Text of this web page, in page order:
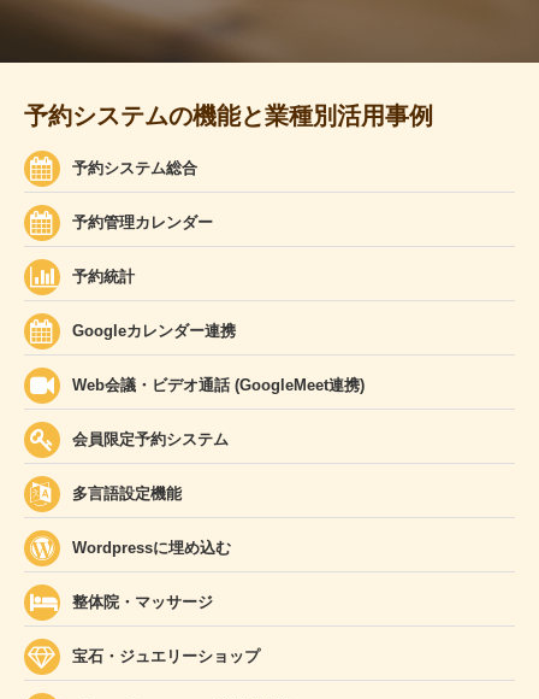
予約システムの機能と業種別活用事例
予約システム総合
予約管理カレンダー
予約統計
Googleカレンダー連携
Web会議・ビデオ通話 (GoogleMeet連携)
会員限定予約システム
多言語設定機能
Wordpressに埋め込む
整体院・マッサージ
宝石・ジュエリーショップ